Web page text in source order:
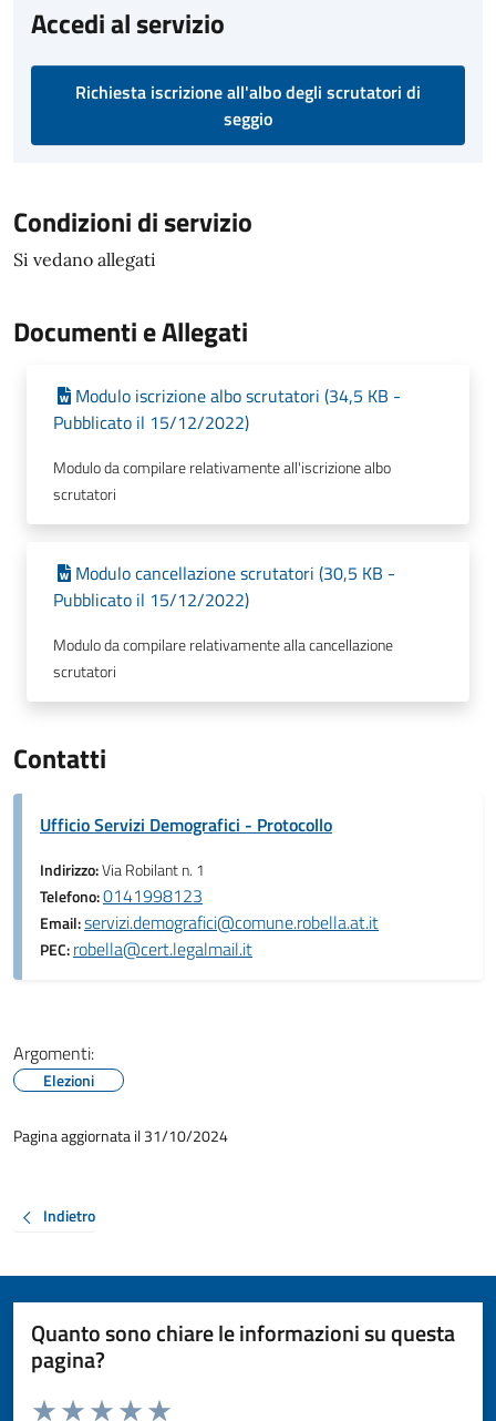
Accedi al servizio
Richiesta iscrizione all'albo degli scrutatori di
seggio
Condizioni di servizio
Si vedano allegati
Documenti e Allegati
Modulo iscrizione albo scrutatori (34,5 KB -
Pubblicato il 15/12/2022)
Modulo da compilare relativamente all'iscrizione albo
scrutatori
Modulo cancellazione scrutatori (30,5 KB -
Pubblicato il 15/12/2022)
Modulo da compilare relativamente alla cancellazione
scrutatori
Contatti
Ufficio Servizi Demografici - Protocollo
Indirizzo:Via Robilant n. 1
Telefono:0141998123
Email:servizi.demografici@comune.robella.at.it
PEC:robella@cert.legalmail.it
Argomenti:
Elezioni
Pagina aggiornata il 31/10/2024
Indietro
Quanto sono chiare le informazioni su questa
pagina?
Valuta da 1 a 5 stelle la pagina